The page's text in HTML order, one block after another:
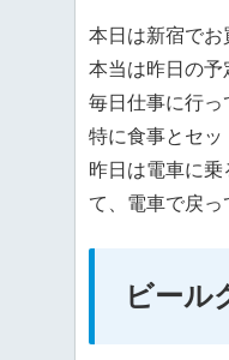
本日は新宿でお
本当は昨日の予
毎日仕事に行っ
特に食事とセッ
昨日は電車に
て、電車で戻っ
ビール